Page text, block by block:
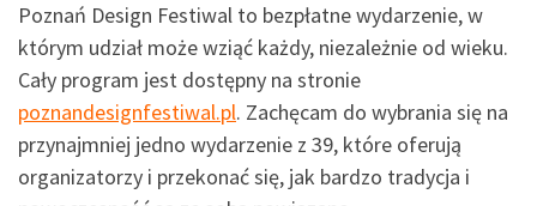
Poznań Design Festiwal to bezpłatne wydarzenie, w
którym udział może wziąć każdy, niezależnie od wieku.
Cały program jest dostępny na stronie
poznandesignfestiwal.pl. Zachęcam do wybrania się na
przynajmniej jedno wydarzenie z 39, które oferują
organizatorzy i przekonać się, jak bardzo tradycja i